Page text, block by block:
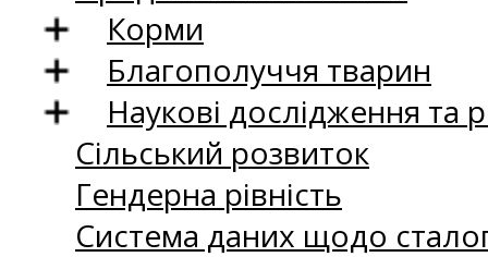
Корми
Благополуччя тварин
Наукові дослідження та
Сільський розвиток
Гендерна рівність
Система даних щодо